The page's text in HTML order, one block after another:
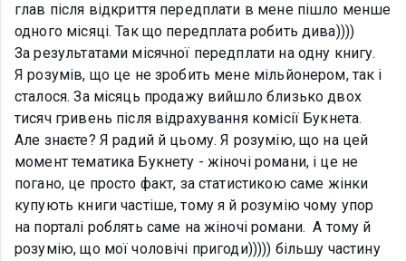
глав після відкриття передплати в мене пішло менше
одного місяці. Так що передплата робить дива))))
За результатами місячної передплати на одну книгу.
Я розумів, що це не зробить мене мільйонером, так і
сталося. За місяць продажу вийшло близько двох
тисяч гривень після відрахування комісії Букнета.
Але знаєте? Я радий й цьому. Я розумію, що на цей
момент тематика Букнету - жіночі романи, і це не
погано, це просто факт, за статистикою саме жінки
купують книги частіше, тому я й розумію чому упор
на порталі роблять саме на жіночі романи. А тому й
розумію, що мої чоловічі пригоди))))) більшу частину